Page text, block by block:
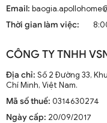
2. Lựa Chọn Đèn
với không gian và nhu
2.1. Chất Liệu Phù Hợp
Đèn tường ngoài trời
tiết khắc nghiệt như mưa,
chất liệu bền bỉ là một
Email:
Thời gian làm việc:
CÔNG TY TNHH
Địa chỉ: Số 2 Đường 33,
Chí Minh, Việt Nam.
Mã số thuế: 0314630274
Ngày cấp: 20/09/2017